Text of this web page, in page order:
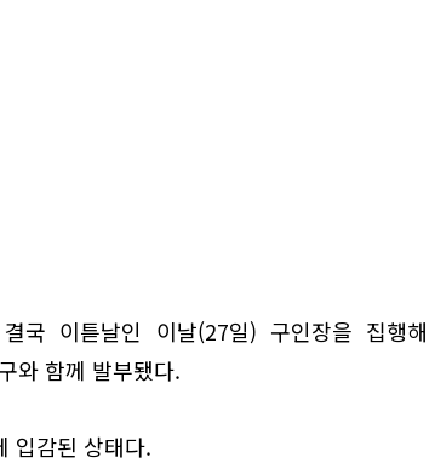
국 이튿날인 이날(27일) 구인장을 집행해
와 함께 발부됐다.
입감된 상태다.